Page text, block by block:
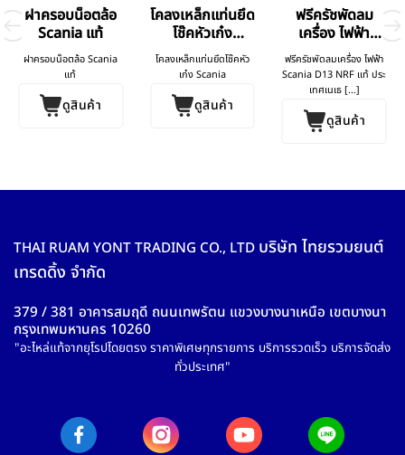
ฝาครอบน็อตล้อ
Scania แท้
ฝาครอบน็อตล้อ Scania
แท้
ดูสินค้า
โคลงเหล็กแท่นยึด
โช๊คหัวเก๋ง
Scania
โคลงเหล็กแท่นยึดโช๊คหัว
เก๋ง Scania
ดูสินค้า
ฟรีครัชพัดลม
เครื่อง ไฟฟ้า
Scania D13
ฟรีครัชพัดลมเครื่อง ไฟฟ้า
Scania D13 NRF แท้ ประ
เทศเนเธ [...]
ดูสินค้า
THAI RUAM YONT TRADING CO., LTD บริษัท ไทยรวมยนต์
เทรดดิ้ง จำกัด
379 / 381 อาคารสมฤดี ถนนเทพรัตน แขวงบางนาเหนือ เขตบางนา
กรุงเทพมหานคร 10260
"อะไหล่แท้จากยุโรปโดยตรง ราคาพิเศษทุกรายการ บริการรวดเร็ว บริการจัดส่ง
ทั่วประเทศ"